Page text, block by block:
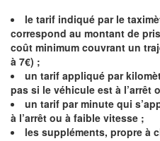
le tarif indiqué par le
correspond au montant de
coût minimum couvrant un
à 7€) ;
un tarif appliqué par
pas si le véhicule est à l’arrêt
un tarif par minute qui
à l’arrêt ou à faible vitesse ;
les suppléments, propre à